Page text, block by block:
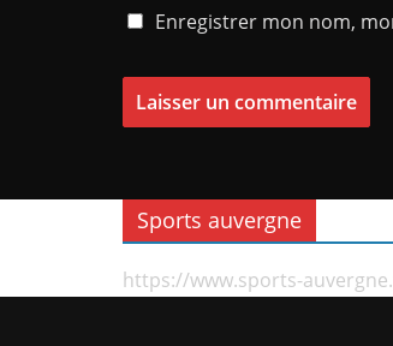
Enregistrer mon nom,
Sports auvergne
https://www.sports-